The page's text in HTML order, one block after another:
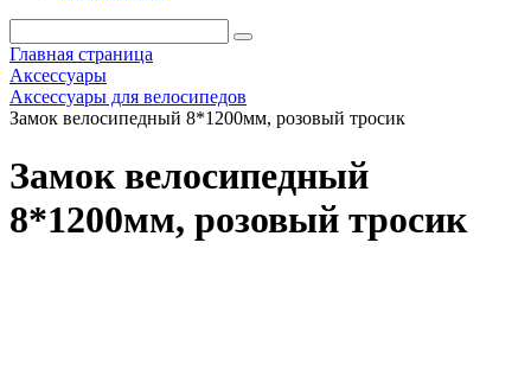
Главная страница
Аксессуары
Аксессуары для велосипедов
Замок велосипедный 8*1200мм, розовый тросик
Замок велосипедный
8*1200мм, розовый тросик